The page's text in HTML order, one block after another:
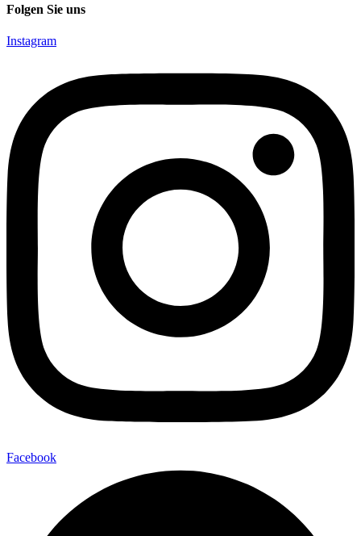
Folgen Sie uns
Instagram
Facebook